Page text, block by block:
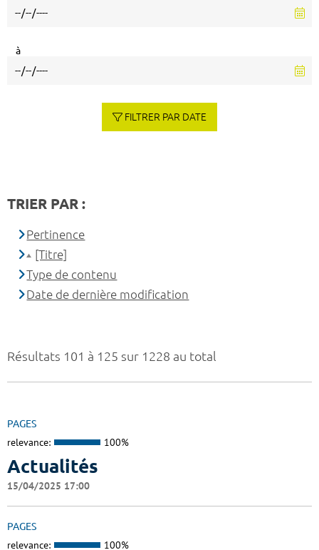
Résultats 101 à 125 sur 1228 au total
PAGES
relevance: 100%
Actualités
15/04/2025 17:00
PAGES
relevance: 100%
à
FILTRER PAR DATE
TRIER PAR :
Pertinence
[Titre]
Type de contenu
Date de dernière modification